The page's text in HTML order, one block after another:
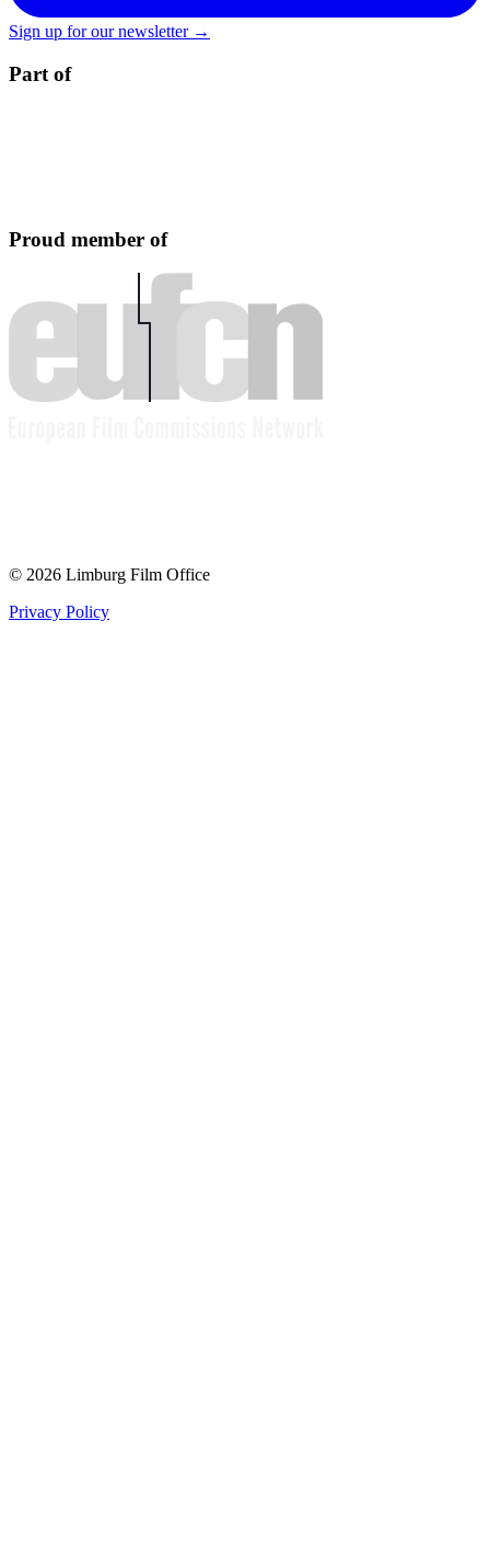
Sign up for our newsletter →
Part of
Proud member of
© 2026 Limburg Film Office
Privacy Policy